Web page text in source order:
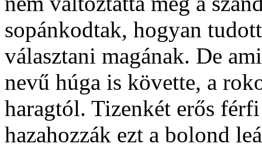
sopánkodtak, hogyan
választani magának. De
nevű húga is követte, a
haragtól. Tizenkét erős
hazahozzák ezt a bolond